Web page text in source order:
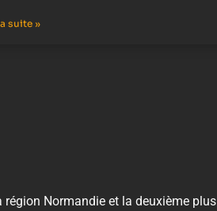
suite »
Normandie et la deuxième plus